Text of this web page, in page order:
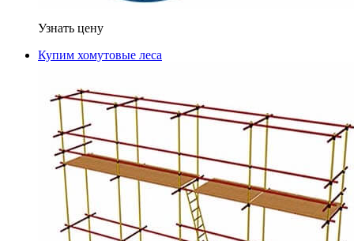
Узнать цену
Купим хомутовые леса